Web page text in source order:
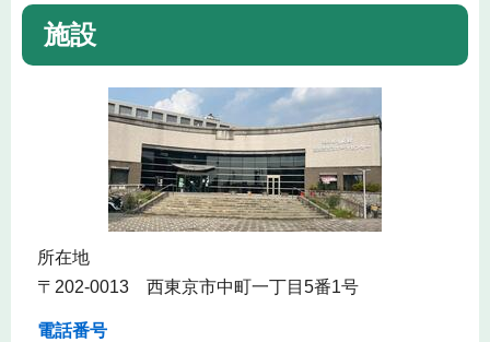
施設
所在地
〒202-0013 西東京市中町一丁目5番1号
電話番号